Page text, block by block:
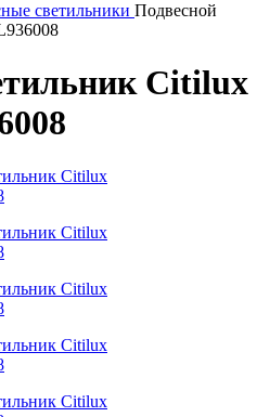
светильники Подвесной
Citilux